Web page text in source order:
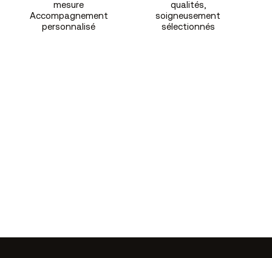
mesure
Accompagnement
personnalisé
qualités,
soigneusement
sélectionnés